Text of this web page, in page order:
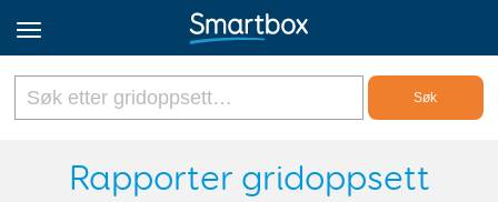
Online Grids
Rapporter gridoppsett